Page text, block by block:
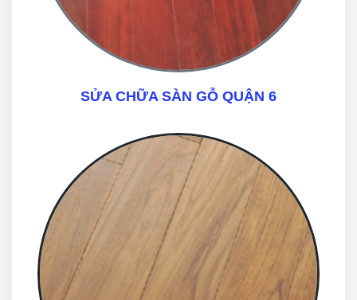
SỬA CHỮA SÀN GỖ QUẬN 6